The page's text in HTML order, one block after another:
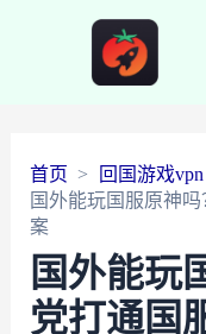
首页
回国游戏vpn
国外能玩国服原神
案
国外能玩
党打通国